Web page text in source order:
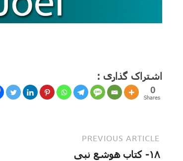
اشتراک گذاری :
0
Shares
PREVIOUS ARTICLE
۱۸- کتاب هوشع نبی